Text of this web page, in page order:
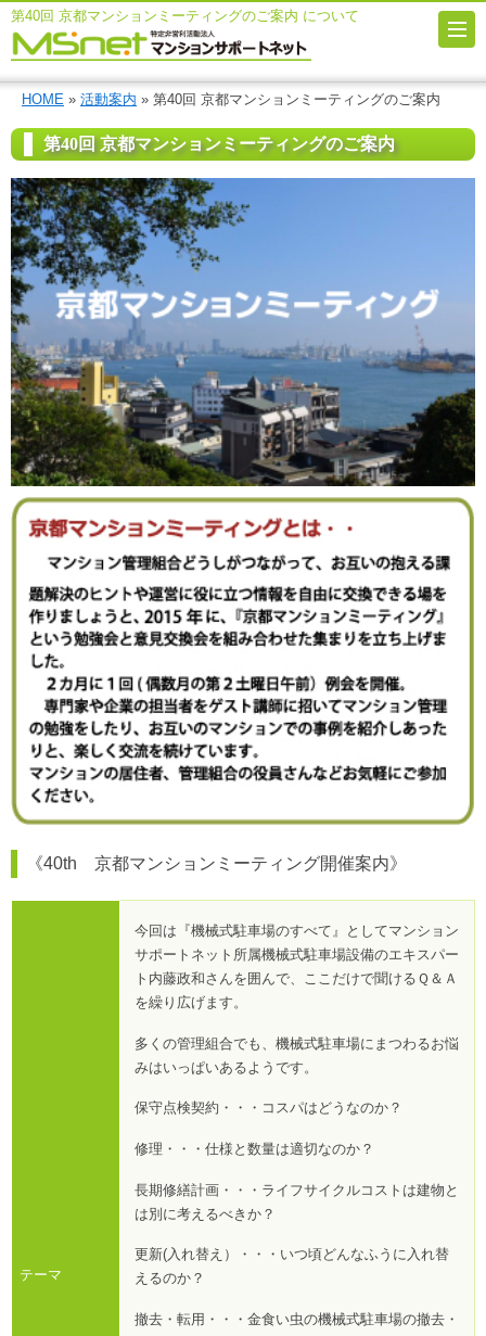
第40回 京都マンションミーティングのご案内 について
HOME » 活動案内 » 第40回 京都マンションミーティングのご案内
第40回 京都マンションミーティングのご案内
《40th 京都マンションミーティング開催案内》
テーマ
今回は『機械式駐車場のすべて』としてマンション
サポートネット所属機械式駐車場設備のエキスパー
ト内藤政和さんを囲んで、ここだけで聞けるＱ＆Ａ
を繰り広げます。
多くの管理組合でも、機械式駐車場にまつわるお悩
みはいっぱいあるようです。
保守点検契約・・・コスパはどうなのか？
修理・・・仕様と数量は適切なのか？
長期修繕計画・・・ライフサイクルコストは建物と
は別に考えるべきか？
更新(入れ替え）・・・いつ頃どんなふうに入れ替
えるのか？
撤去・転用・・・金食い虫の機械式駐車場の撤去・